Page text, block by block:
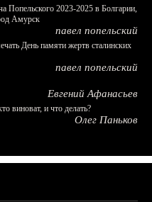
Попельского 2023-2025 в Болгарии,
Амурск
павел попельский
День памяти жертв сталинских
павел попельский
Евгений Афанасьев
виноват, и что делать?
Олег Паньков